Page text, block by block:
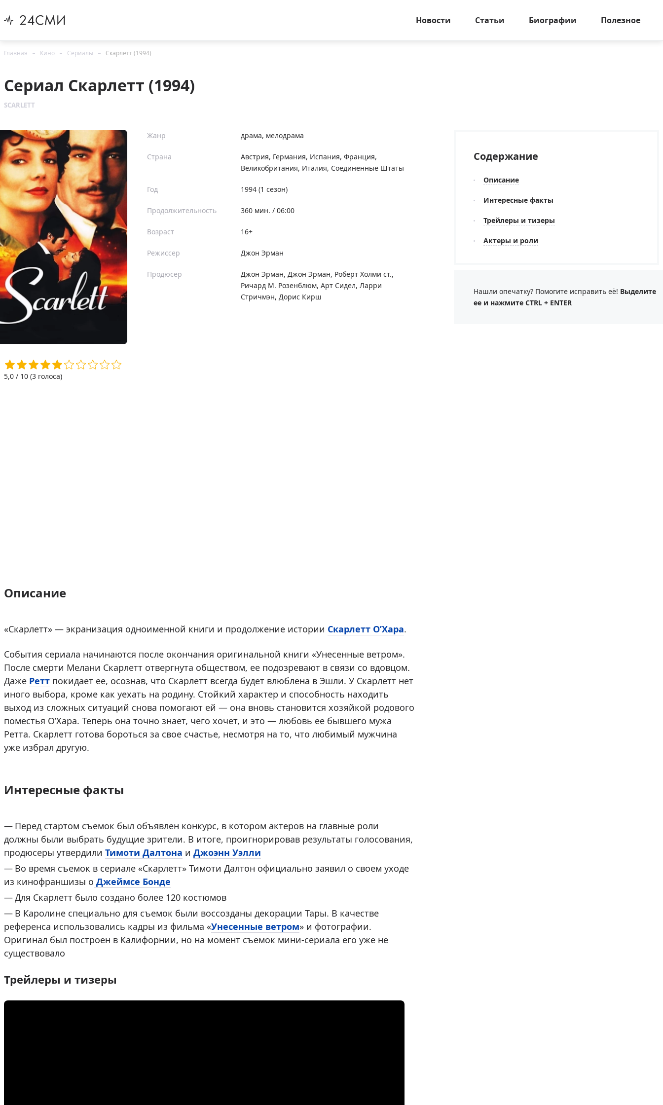
Новости Статьи Биографии Полезное
Главная Кино Сериалы Скарлетт (1994)
Сериал Скарлетт (1994)
SCARLETT
5,0 / 10 (3 голоса)
Жанр драма, мелодрама
Страна Австрия, Германия, Испания, Франция,
Великобритания, Италия, Соединенные Штаты
Год 1994 (1 сезон)
Продолжительность 360 мин. / 06:00
Возраст 16+
Режиссер Джон Эрман
Продюсер Джон Эрман, Джон Эрман, Роберт Холми ст.,
Ричард М. Розенблюм, Арт Сидел, Ларри
Стричмэн, Дорис Кирш
Описание
«Скарлетт» — экранизация одноименной книги и продолжение истории Скарлетт О’Хара.
События сериала начинаются после окончания оригинальной книги «Унесенные ветром».
После смерти Мелани Скарлетт отвергнута обществом, ее подозревают в связи со вдовцом.
Даже Ретт покидает ее, осознав, что Скарлетт всегда будет влюблена в Эшли. У Скарлетт нет
иного выбора, кроме как уехать на родину. Стойкий характер и способность находить
выход из сложных ситуаций снова помогают ей — она вновь становится хозяйкой родового
поместья О’Хара. Теперь она точно знает, чего хочет, и это — любовь ее бывшего мужа
Ретта. Скарлетт готова бороться за свое счастье, несмотря на то, что любимый мужчина
уже избрал другую.
Интересные факты
Перед стартом съемок был объявлен конкурс, в котором актеров на главные роли
должны были выбрать будущие зрители. В итоге, проигнорировав результаты голосования,
продюсеры утвердили Тимоти Далтона и Джоэнн Уэлли
Во время съемок в сериале «Скарлетт» Тимоти Далтон официально заявил о своем уходе
из кинофраншизы о Джеймсе Бонде
Для Скарлетт было создано более 120 костюмов
В Каролине специально для съемок были воссозданы декорации Тары. В качестве
референса использовались кадры из фильма «Унесенные ветром» и фотографии.
Оригинал был построен в Калифорнии, но на момент съемок мини-сериала его уже не
существовало
Трейлеры и тизеры
Содержание
Описание
Интересные факты
Трейлеры и тизеры
Актеры и роли
Нашли опечатку? Помогите исправить её! Выделите
ее и нажмите CTRL + ENTER